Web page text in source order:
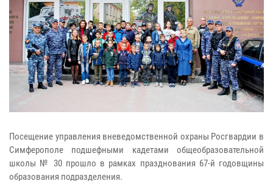
Посещение управления вневедомственной охраны Росгвардии в
Симферополе подшефными кадетами общеобразовательной
школы № 30 прошло в рамках празднования 67-й годовщины
образования подразделения.